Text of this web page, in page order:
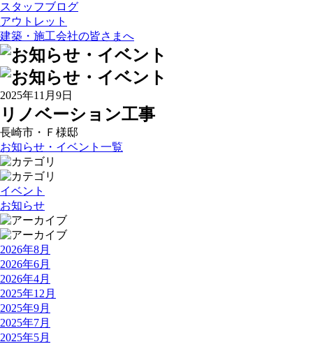
スタッフブログ
アウトレット
建築・施工会社の皆さまへ
2025年11月9日
リノベーション工事
長崎市・Ｆ様邸
お知らせ・イベント一覧
イベント
お知らせ
2026年8月
2026年6月
2026年4月
2025年12月
2025年9月
2025年7月
2025年5月